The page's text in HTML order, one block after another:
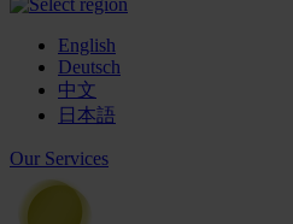
English
Deutsch
中文
日本語
Our Services